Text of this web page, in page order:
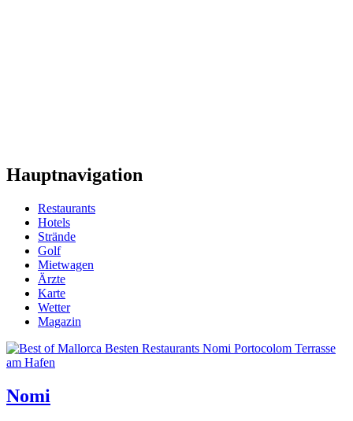
Hauptnavigation
Restaurants
Hotels
Strände
Golf
Mietwagen
Ärzte
Karte
Wetter
Magazin
Nomi